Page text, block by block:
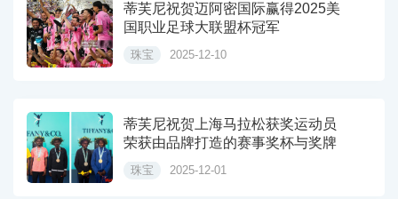
蒂芙尼祝贺迈阿密国际赢得2025美
国职业足球大联盟杯冠军
珠宝 2025-12-10
蒂芙尼祝贺上海马拉松获奖运动员
荣获由品牌打造的赛事奖杯与奖牌
珠宝 2025-12-01